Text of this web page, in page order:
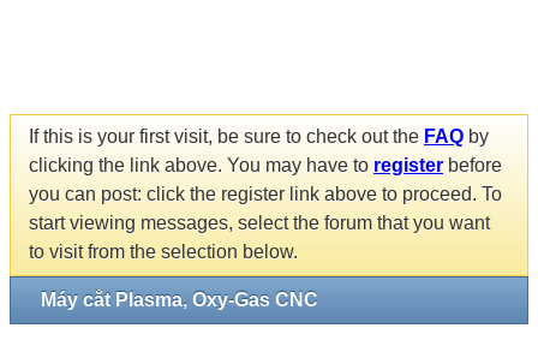
If this is your first visit, be sure to check out the FAQ by
clicking the link above. You may have to register before
you can post: click the register link above to proceed. To
start viewing messages, select the forum that you want
to visit from the selection below.
Máy cắt Plasma, Oxy-Gas CNC